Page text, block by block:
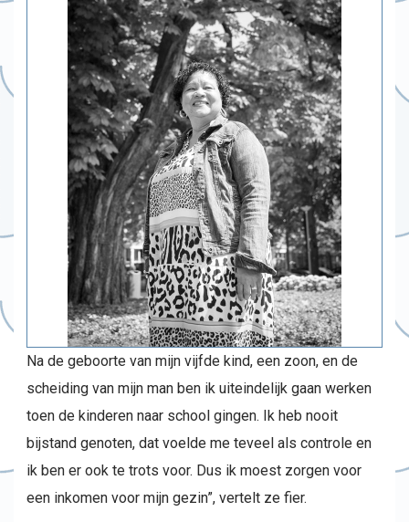
Na de geboorte van mijn vijfde kind, een zoon, en de
scheiding van mijn man ben ik uiteindelijk gaan werken
toen de kinderen naar school gingen. Ik heb nooit
bijstand genoten, dat voelde me teveel als controle en
ik ben er ook te trots voor. Dus ik moest zorgen voor
een inkomen voor mijn gezin”, vertelt ze fier.